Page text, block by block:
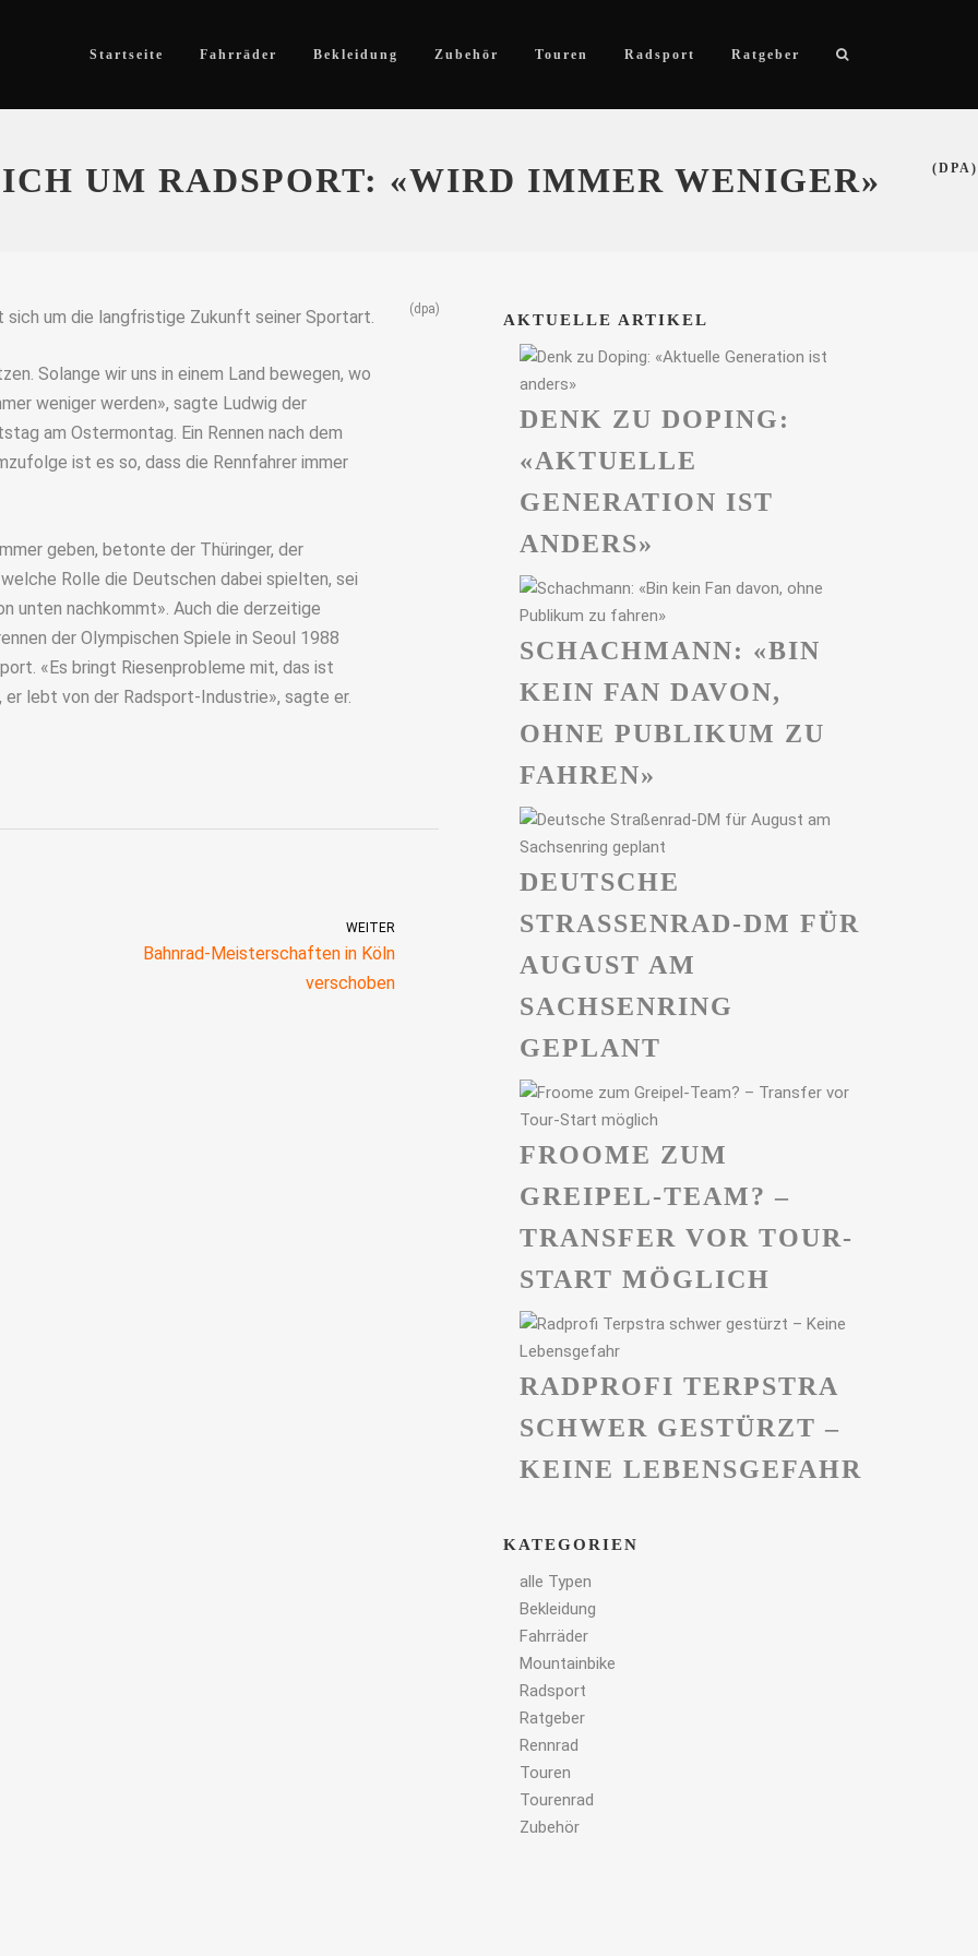
Startseite Fahrräder Bekleidung Zubehör Touren Radsport Ratgeber
UM RADSPORT: «WIRD IMMER WENIGER» (DPA)
um die langfristige Zukunft seiner Sportart.
Solange wir uns in einem Land bewegen, wo
weniger werden», sagte Ludwig der
am Ostermontag. Ein Rennen nach dem
ist es so, dass die Rennfahrer immer
geben, betonte der Thüringer, der
Rolle die Deutschen dabei spielten, sei
unten nachkommt». Auch die derzeitige
der Olympischen Spiele in Seoul 1988
«Es bringt Riesenprobleme mit, das ist
lebt von der Radsport-Industrie», sagte er.
(dpa)
WEITER
Bahnrad-Meisterschaften in Köln
verschoben
AKTUELLE ARTIKEL
DENK ZU DOPING:
«AKTUELLE
GENERATION IST
ANDERS»
SCHACHMANN: «BIN
KEIN FAN DAVON,
OHNE PUBLIKUM ZU
FAHREN»
DEUTSCHE
STRASSENRAD-DM FÜR A
UGUST AM S
ACHSENRING G
EPLANT
FROOME ZUM
GREIPEL-TEAM? –
TRANSFER VOR TOUR-
START MÖGLICH
RADPROFI TERPSTRA
SCHWER GESTÜRZT –
KEINE LEBENSGEFAHR
KATEGORIEN
alle Typen
Bekleidung
Fahrräder
Mountainbike
Radsport
Ratgeber
Rennrad
Touren
Tourenrad
Zubehör